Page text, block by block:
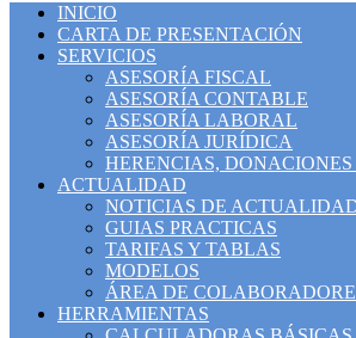
INICIO
CARTA DE PRESENTACIÓN
SERVICIOS
ASESORÍA FISCAL
ASESORÍA CONTABLE
ASESORÍA LABORAL
ASESORÍA JURÍDICA
HERENCIAS,
ACTUALIDAD
NOTICIAS DE
GUIAS PRACTICAS
TARIFAS Y TABLAS
MODELOS
ÁREA DE
HERRAMIENTAS